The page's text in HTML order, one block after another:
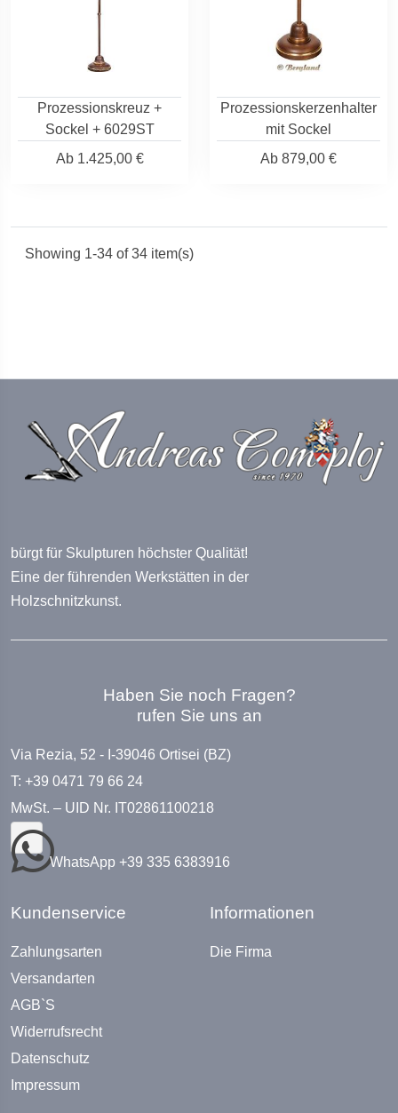
Prozessionskreuz +
Sockel + 6029ST
Ab1.425,00 €
Prozessionskerzenhalter
mit Sockel
Ab 879,00 €
Showing 1-34 of 34 item(s)
bürgt für Skulpturen höchster Qualität!
Eine der führenden Werkstätten in der
Holzschnitzkunst.
Haben Sie noch Fragen?
rufen Sie uns an
Via Rezia, 52 - I-39046 Ortisei (BZ)
T: +39 0471 79 66 24
MwSt. – UID Nr. IT02861100218
WhatsApp +39 335 6383916
Kundenservice
Zahlungsarten
Versandarten
AGB`S
Widerrufsrecht
Datenschutz
Impressum
Informationen
Die Firma